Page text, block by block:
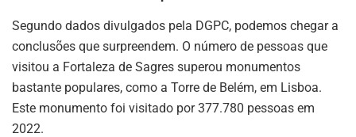
Segundo dados divulgados pela DGPC, podemos chegar a
conclusões que surpreendem. O número de pessoas que
visitou a Fortaleza de Sagres superou monumentos
bastante populares, como a Torre de Belém, em Lisboa.
Este monumento foi visitado por 377.780 pessoas em
2022.